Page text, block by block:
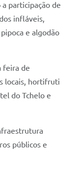
participação de
infláveis,
e algodão
feira de
locais, hortifruti
do Tchelo e
públicos e